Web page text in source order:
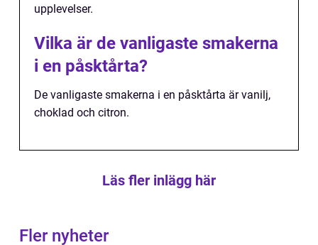
upplevelser.
Vilka är de vanligaste smakerna
i en påsktårta?
De vanligaste smakerna i en påsktårta är vanilj,
choklad och citron.
Läs fler inlägg här
Fler nyheter